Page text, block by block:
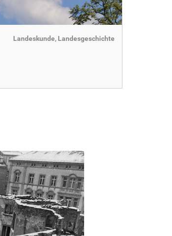
Landeskunde, Landesgeschichte